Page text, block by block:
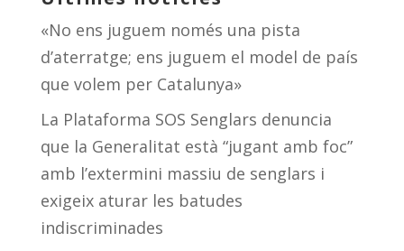
«No ens juguem només una pista
d’aterratge; ens juguem el model de país
que volem per Catalunya»
La Plataforma SOS Senglars denuncia
que la Generalitat està “jugant amb foc”
amb l’extermini massiu de senglars i
exigeix aturar les batudes
indiscriminades